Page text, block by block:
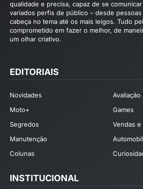
qualidade e precisa, capaz de se
variados perfis de público – desde
cabeça no tema até os mais leigos. Tudo
comprometido em fazer o melhor, de
um olhar criativo.
EDITORIAIS
Novidades
Avaliação
Moto+
Games
Segredos
Vendas e
Manutenção
Colunas
INSTITUCIONAL